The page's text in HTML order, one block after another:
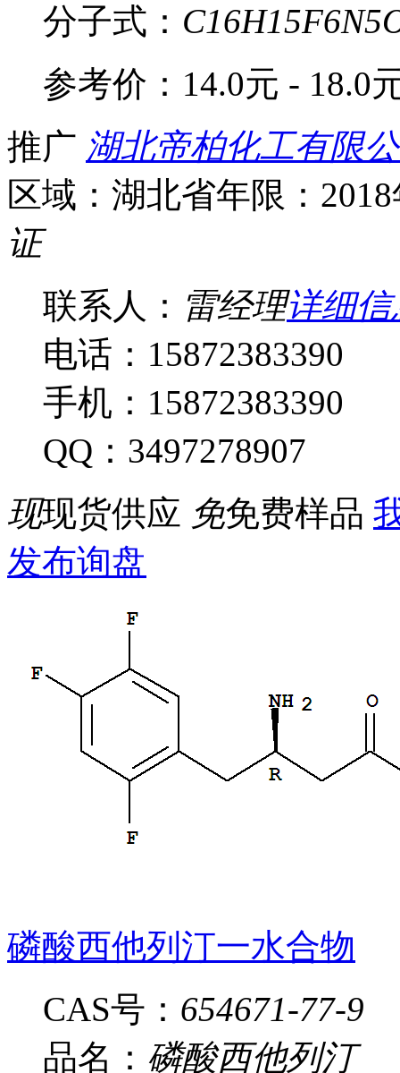
分子式：
参考价： 14.0元 - 18.0
推广 湖北帝柏化工有限
区域：湖北省年限：
证
联系人： 雷经理详细信
电话：15872383390
手机：15872383390
QQ：3497278907
现现货供应 免免费样品
发布询盘
磷酸西他列汀一水合物
CAS号： 654671-77-9
品名： 磷酸西他列汀